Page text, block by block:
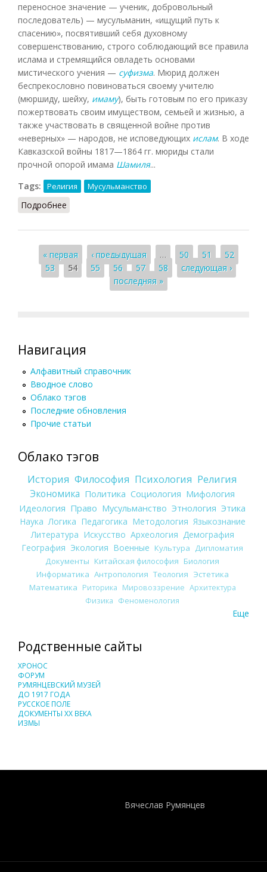
переносное значение — ученик, добровольный
последователь) — мусульманин, «ищущий путь к
спасению», посвятивший себя духовному
совершенствованию, строго соблюдающий все правила
ислама и стремящийся овладеть основами
мистического учения — суфизма. Мюрид должен
беспрекословно повиноваться своему учителю
(мюршиду, шейху, имаму), быть готовым по его приказу
пожертвовать своим имуществом, семьей и жизнью, а
также участвовать в священной войне против
«неверных» — народов, не исповедующих ислам. В ходе
Кавказской войны 1817—1864 гг. мюриды стали
прочной опорой имама Шамиля...
Tags:
Религия Мусульманство
Подробнее
Страницы
« первая ‹ предыдущая … 50 51
52
53
54 55 56 57 58
следующая ›
последняя »
Навигация
Алфавитный справочник
Вводное слово
Облако тэгов
Последние обновления
Прочие статьи
Облако тэгов
История Философия Психология Религия
Экономика Политика Социология Мифология
Идеология Право Мусульманство Этнология Этика
Наука Логика Педагогика Методология Языкознание
Литература Искусство Археология Демография
География Экология Военные Культура
Дипломатия
Документы Китайская философия Биология
Информатика Антропология Теология Эстетика
Математика Риторика Мировоззрение Архитектура
Физика Феноменология
Еще
Родственные сайты
ХРОНОС
ФОРУМ
РУМЯНЦЕВСКИЙ МУЗЕЙ
ДО 1917 ГОДА
РУССКОЕ ПОЛЕ
ДОКУМЕНТЫ XX ВЕКА
ИЗМЫ
Вячеслав Румянцев